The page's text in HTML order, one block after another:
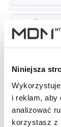
Niniejsza
i reklam, aby
analizować
korzystasz z